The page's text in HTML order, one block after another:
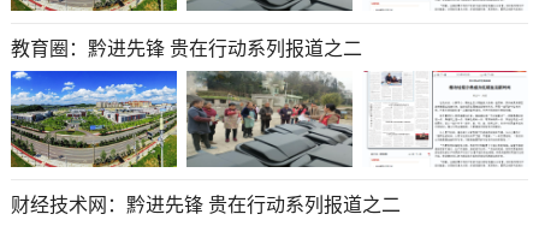
教育圈：黔进先锋 贵在行动系列报道之二
财经技术网：黔进先锋 贵在行动系列报道之二